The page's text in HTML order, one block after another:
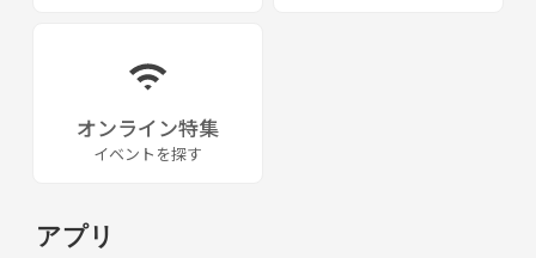
オンライン特集
イベントを探す
アプリ